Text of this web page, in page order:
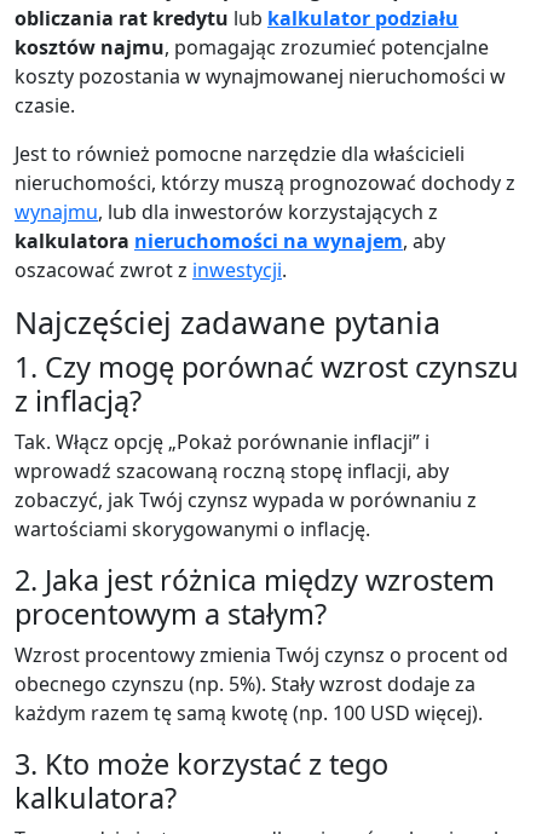
obliczania rat kredytu lub kalkulator podziału
kosztów najmu, pomagając zrozumieć potencjalne
koszty pozostania w wynajmowanej nieruchomości w
czasie.
Jest to również pomocne narzędzie dla właścicieli
nieruchomości, którzy muszą prognozować dochody z
wynajmu, lub dla inwestorów korzystających z
kalkulatora nieruchomości na wynajem, aby
oszacować zwrot z inwestycji.
Najczęściej zadawane pytania
1. Czy mogę porównać wzrost czynszu
z inflacją?
Tak. Włącz opcję „Pokaż porównanie inflacji” i
wprowadź szacowaną roczną stopę inflacji, aby
zobaczyć, jak Twój czynsz wypada w porównaniu z
wartościami skorygowanymi o inflację.
2. Jaka jest różnica między wzrostem
procentowym a stałym?
Wzrost procentowy zmienia Twój czynsz o procent od
obecnego czynszu (np. 5%). Stały wzrost dodaje za
każdym razem tę samą kwotę (np. 100 USD więcej).
3. Kto może korzystać z tego
kalkulatora?